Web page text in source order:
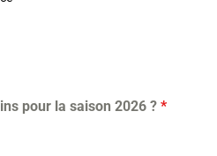
pour la saison 2026 ? *